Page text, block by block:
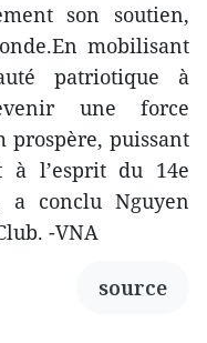
son soutien,
mobilisant
patriotique à
une force
prospère, puissant
à l’esprit du 14e
a conclu Nguyen
-VNA
source